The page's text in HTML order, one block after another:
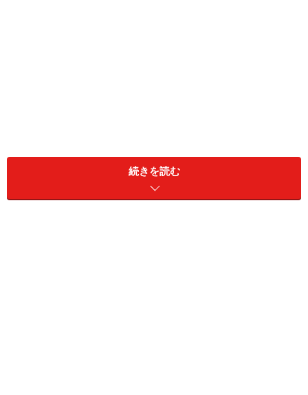
が、ビタミンCを破壊する”という説があります。確かに
アスコルビン酸酸化酵素の影響でビタミンCが還元型か
ら酸化型に変わりますが、ビタミンCの量には変化がな
続きを読む